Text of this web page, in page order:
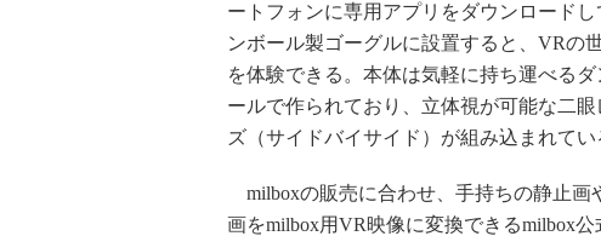
ートフォンに専用アプリをダウンロードし
ンボール製ゴーグルに設置すると、VRの
を体験できる。本体は気軽に持ち運べるダ
ールで作られており、立体視が可能な二眼
ズ（サイドバイサイド）が組み込まれてい
milboxの販売に合わせ、手持ちの静止画
画をmilbox用VR映像に変換できるmilbox